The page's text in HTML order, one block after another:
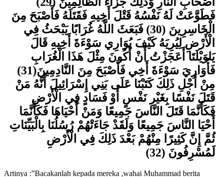
أَصْحَابِ النَّارِ وَذَلِكَ جَزَاءُ الظَّالِمِينَ (29)
فَطَوَّعَتْ لَهُ نَفْسُهُ قَتْلَ أَخِيهِ فَقَتَلَهُ فَأَصْبَحَ مِنَ
الْخَاسِرِينَ (30) فَبَعَثَ اللَّهُ غُرَابًا يَبْحَثُ فِي
الْأَرْضِ لِيُرِيَهُ كَيْفَ يُوَارِي سَوْءَةَ أَخِيهِ قَالَ
يَاوَيْلَتَا أَعَجَزْتُ أَنْ أَكُونَ مِثْلَ هَذَا الْغُرَابِ
فَأُوَارِيَ سَوْءَةَ أَخِي فَأَصْبَحَ مِنَ النَّادِمِينَ(31)
مِنْ أَجْلِ ذَلِكَ كَتَبْنَا عَلَى بَنِي إِسْرَائِيلَ أَنَّهُ مَنْ
قَتَلَ نَفْسًا بِغَيْرِ نَفْسٍ أَوْ فَسَادٍ فِي الْأَرْضِ
فَكَأَنَّمَا قَتَلَ النَّاسَ جَمِيعًا وَمَنْ أَحْيَاهَا فَكَأَنَّمَا
أَحْيَا النَّاسَ جَمِيعًا وَلَقَدْ جَاءَتْهُمْ رُسُلُنَا بِالْبَيِّنَاتِ
ثُمَّ إِنَّ كَثِيرًا مِنْهُمْ بَعْدَ ذَلِكَ فِي الْأَرْضِ
لَمُسْرِفُونَ (32)